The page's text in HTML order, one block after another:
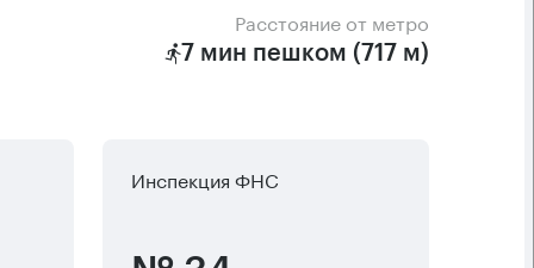
Расстояние от метро
7 мин пешком (717 м)
Инспекция ФНС